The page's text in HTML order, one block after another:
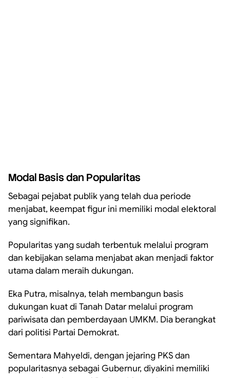
Modal Basis dan Popularitas
Sebagai pejabat publik yang telah dua periode
menjabat, keempat figur ini memiliki modal elektoral
yang signifikan.
Popularitas yang sudah terbentuk melalui program
dan kebijakan selama menjabat akan menjadi faktor
utama dalam meraih dukungan.
Eka Putra, misalnya, telah membangun basis
dukungan kuat di Tanah Datar melalui program
pariwisata dan pemberdayaan UMKM. Dia berangkat
dari politisi Partai Demokrat.
Sementara Mahyeldi, dengan jejaring PKS dan
popularitasnya sebagai Gubernur, diyakini memiliki